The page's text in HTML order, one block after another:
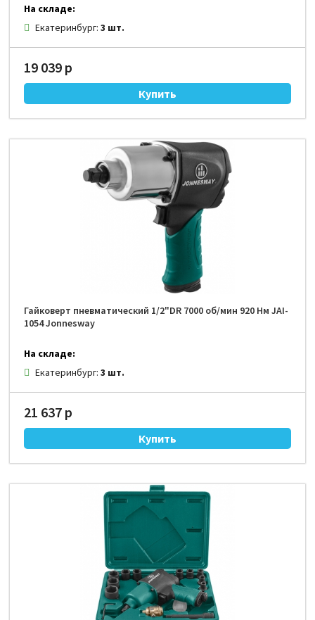
На складе:
Екатеринбург:3 шт.
19 039 р
Гайковерт пневматический 1/2"DR 7000 об/мин 920 Нм JAI-
1054 Jonnesway
На складе:
Екатеринбург:3 шт.
21 637 р